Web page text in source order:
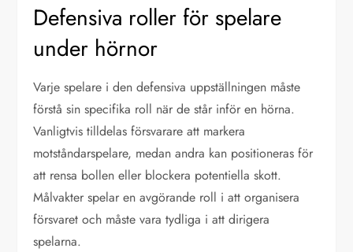
Defensiva roller för spelare
under hörnor
Varje spelare i den defensiva uppställningen måste
förstå sin specifika roll när de står inför en hörna.
Vanligtvis tilldelas försvarare att markera
motståndarspelare, medan andra kan positioneras för
att rensa bollen eller blockera potentiella skott.
Målvakter spelar en avgörande roll i att organisera
försvaret och måste vara tydliga i att dirigera
spelarna.